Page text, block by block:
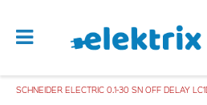
SCHNEIDER ELECTRIC 0.1-30 SN OFF DELAY